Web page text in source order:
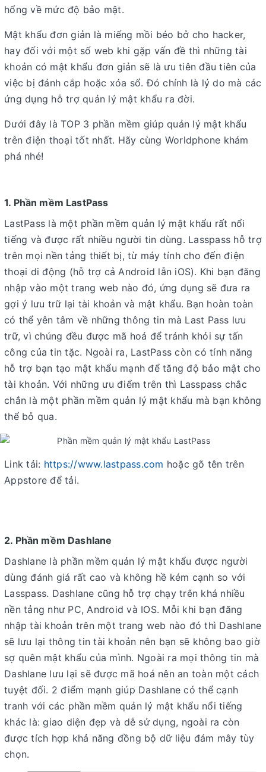
hổng về mức độ bảo mật.
Mật khẩu đơn giản là miếng mồi béo bở cho hacker,
hay đối với một số web khi gặp vấn đề thì những tài
khoản có mật khẩu đơn giản sẽ là ưu tiên đầu tiên của
việc bị đánh cắp hoặc xóa sổ. Đó chính là lý do mà các
ứng dụng hỗ trợ quản lý mật khẩu ra đời.
Dưới đây là TOP 3 phần mềm giúp quản lý mật khẩu
trên điện thoại tốt nhất. Hãy cùng Worldphone khám
phá nhé!
1. Phần mềm LastPass
LastPass là một phần mềm quản lý mật khẩu rất nổi
tiếng và được rất nhiều người tin dùng. Lasspass hỗ trợ
trên mọi nền tảng thiết bị, từ máy tính cho đến điện
thoại di động (hỗ trợ cả Android lẫn iOS). Khi bạn đăng
nhập vào một trang web nào đó, ứng dụng sẽ đưa ra
gợi ý lưu trữ lại tài khoản và mật khẩu. Bạn hoàn toàn
có thể yên tâm về những thông tin mà Last Pass lưu
trữ, vì chúng đều được mã hoá để tránh khỏi sự tấn
công của tin tặc. Ngoài ra, LastPass còn có tính năng
hỗ trợ bạn tạo mật khẩu mạnh để tăng độ bảo mật cho
tài khoản. Với những ưu điểm trên thì Lasspass chắc
chắn là một phần mềm quản lý mật khẩu mà bạn không
thể bỏ qua.
Link tải: https://www.lastpass.com hoặc gõ tên trên
Appstore để tải.
2. Phần mềm Dashlane
Dashlane là phần mềm quản lý mật khẩu được người
dùng đánh giá rất cao và không hề kém cạnh so với
Lasspass. Dashlane cũng hỗ trợ chạy trên khá nhiều
nền tảng như PC, Android và IOS. Mỗi khi bạn đăng
nhập tài khoản trên một trang web nào đó thì Dashlane
sẽ lưu lại thông tin tài khoản nên bạn sẽ không bao giờ
sợ quên mật khẩu của mình. Ngoài ra mọi thông tin mà
Dashlane lưu lại sẽ được mã hoá nên an toàn một cách
tuyệt đối. 2 điểm mạnh giúp Dashlane có thể cạnh
tranh với các phần mềm quản lý mật khẩu nổi tiếng
khác là: giao diện đẹp và dễ sử dụng, ngoài ra còn
được tích hợp khả năng đồng bộ dữ liệu đám mây tùy
chọn.